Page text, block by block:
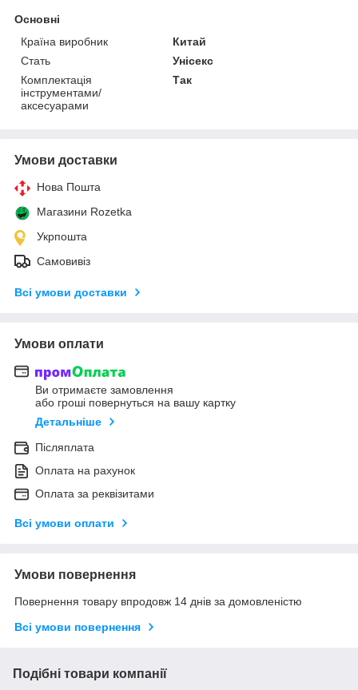
Основні
Країна виробник
Китай
Стать
Унісекс
Комплектація
інструментами/
аксесуарами
Так
Умови доставки
Нова Пошта
Магазини Rozetka
Укрпошта
Самовивіз
Всі умови доставки
Умови оплати
Ви отримаєте замовлення
або гроші повернуться на вашу картку
Детальніше
Післяплата
Оплата на рахунок
Оплата за реквізитами
Всі умови оплати
Умови повернення
Повернення товару впродовж 14 днів за домовленістю
Всі умови повернення
Подібні товари компанії